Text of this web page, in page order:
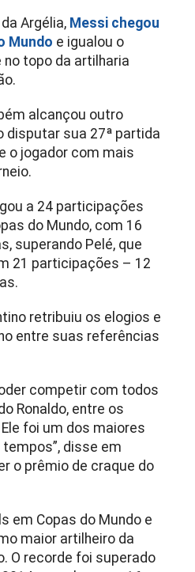
Argélia, Messi chegou
Mundo e igualou o
topo da artilharia
alcançou outro
disputar sua 27ª partida
o jogador com mais
a 24 participações
do Mundo, com 16
superando Pelé, que
21 participações – 12
retribuiu os elogios e
entre suas referências
competir com todos
Ronaldo, entre os
foi um dos maiores
disse em
o prêmio de craque do
em Copas do Mundo e
maior artilheiro da
O recorde foi superado